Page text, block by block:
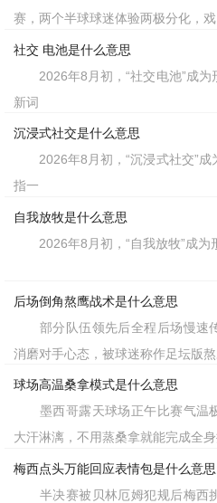
赛，两个半球球迷体验两极分化，戏
社交 电池是什么意思
2026年8月初，“社交电池”成为
新词
沉浸式社交是什么意思
2026年8月初，“沉浸式社交”成
指一
自我放牧是什么意思
2026年8月初，“自我放牧”成为
后场倒角熬鹰战术是什么意思
部分队伍领先后全程后场慢速传
消磨对手心态，被球迷称作足坛版熬
球场高温桑拿模式是什么意思
墨西哥露天球场正午比赛气温
大汗淋漓，不用蒸桑拿就能完成全
梅西点头万能回应表情包是什么意思
半决赛被贝林厄姆犯规后梅西